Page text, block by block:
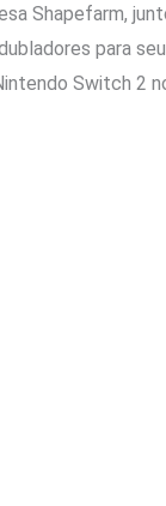
ail py
Li
n
ar
e
Shapefarm,
para
Switch 2